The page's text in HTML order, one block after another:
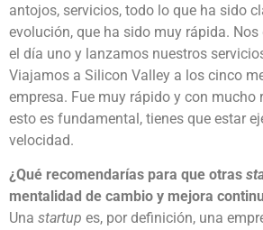
antojos, servicios, todo lo que ha sido
evolución, que ha sido muy rápida.
el día uno y lanzamos nuestros
Viajamos a Silicon Valley a los cinco
empresa. Fue muy rápido y con mucho
esto es fundamental, tienes que estar
velocidad.
¿Qué recomendarías para que otras
mentalidad de cambio y mejora
Una startup es, por definición, una